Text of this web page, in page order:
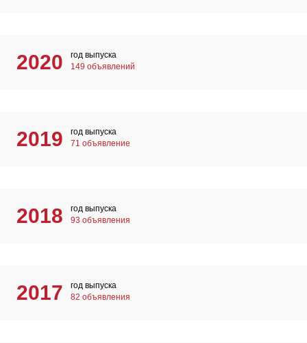
2020
год выпуска
149 объявлений
2019
год выпуска
71 объявление
2018
год выпуска
93 объявления
2017
год выпуска
82 объявления